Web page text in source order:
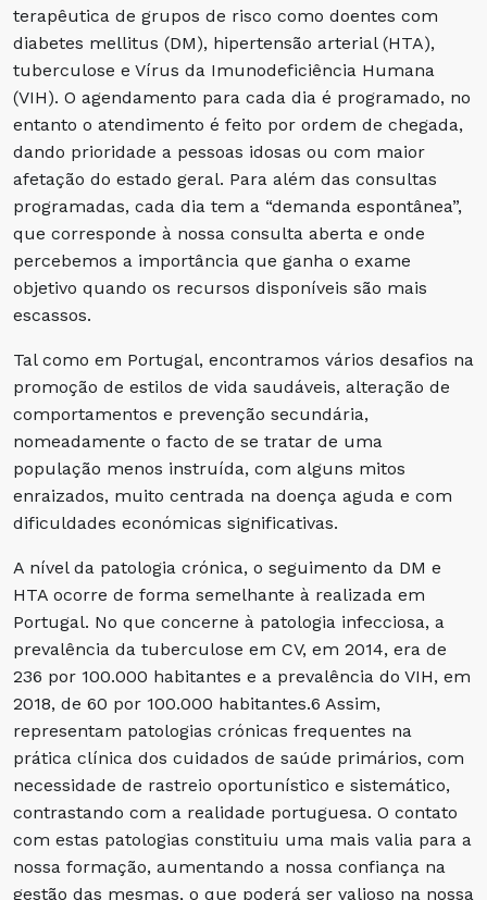
terapêutica de grupos de risco como doentes com
diabetes mellitus (DM), hipertensão arterial (HTA),
tuberculose e Vírus da Imunodeficiência Humana
(VIH). O agendamento para cada dia é programado, no
entanto o atendimento é feito por ordem de chegada,
dando prioridade a pessoas idosas ou com maior
afetação do estado geral. Para além das consultas
programadas, cada dia tem a “demanda espontânea”,
que corresponde à nossa consulta aberta e onde
percebemos a importância que ganha o exame
objetivo quando os recursos disponíveis são mais
escassos.
Tal como em Portugal, encontramos vários desafios na
promoção de estilos de vida saudáveis, alteração de
comportamentos e prevenção secundária,
nomeadamente o facto de se tratar de uma
população menos instruída, com alguns mitos
enraizados, muito centrada na doença aguda e com
dificuldades económicas significativas.
A nível da patologia crónica, o seguimento da DM e
HTA ocorre de forma semelhante à realizada em
Portugal. No que concerne à patologia infecciosa, a
prevalência da tuberculose em CV, em 2014, era de
236 por 100.000 habitantes e a prevalência do VIH, em
2018, de 60 por 100.000 habitantes.6 Assim,
representam patologias crónicas frequentes na
prática clínica dos cuidados de saúde primários, com
necessidade de rastreio oportunístico e sistemático,
contrastando com a realidade portuguesa. O contato
com estas patologias constituiu uma mais valia para a
nossa formação, aumentando a nossa confiança na
gestão das mesmas, o que poderá ser valioso na nossa